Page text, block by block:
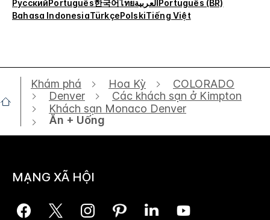
РусскийPortuguês한국어ไทยالعربيةPortuguês (BR)
Bahasa IndonesiaTürkçePolskiTiếng Việt
Khám phá Hoa Kỳ
COLORADO
Denver
Các khách sạn ở Kimpton
Khách sạn Monaco Denver
Ăn + Uống
MẠNG XÃ HỘI